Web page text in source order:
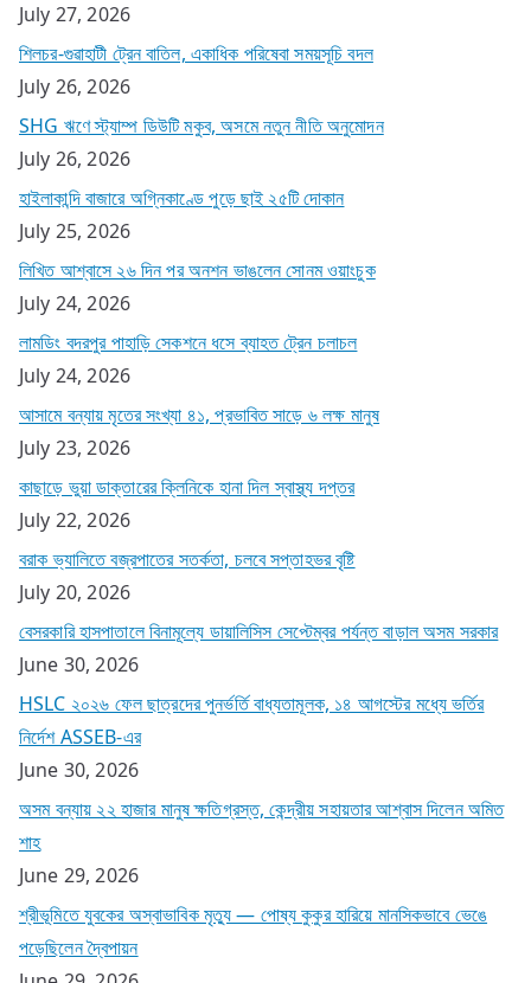
July 27, 2026
শিলচর-গুৱাহাটী ট্রেন বাতিল, একাধিক পরিষেবা সময়সূচি বদল
July 26, 2026
SHG ঋণে স্ট্যাম্প ডিউটি মকুব, অসমে নতুন নীতি অনুমোদন
July 26, 2026
হাইলাকান্দি বাজারে অগ্নিকাণ্ডে পুড়ে ছাই ২৫টি দোকান
July 25, 2026
লিখিত আশ্বাসে ২৬ দিন পর অনশন ভাঙলেন সোনম ওয়াংচুক
July 24, 2026
লামডিং বদরপুর পাহাড়ি সেকশনে ধসে ব্যাহত ট্রেন চলাচল
July 24, 2026
আসামে বন্যায় মৃতের সংখ্যা ৪১, প্রভাবিত সাড়ে ৬ লক্ষ মানুষ
July 23, 2026
কাছাড়ে ভুয়া ডাক্তারের ক্লিনিকে হানা দিল স্বাস্থ্য দপ্তর
July 22, 2026
বরাক ভ্যালিতে বজ্রপাতের সতর্কতা, চলবে সপ্তাহভর বৃষ্টি
July 20, 2026
বেসরকারি হাসপাতালে বিনামূল্যে ডায়ালিসিস সেপ্টেম্বর পর্যন্ত বাড়াল অসম সরকার
June 30, 2026
HSLC ২০২৬ ফেল ছাত্রদের পুনর্ভর্তি বাধ্যতামূলক, ১৪ আগস্টের মধ্যে ভর্তির
নির্দেশ ASSEB-এর
June 30, 2026
অসম বন্যায় ২২ হাজার মানুষ ক্ষতিগ্রস্ত, কেন্দ্রীয় সহায়তার আশ্বাস দিলেন অমিত
শাহ
June 29, 2026
শ্রীভূমিতে যুবকের অস্বাভাবিক মৃত্যু — পোষ্য কুকুর হারিয়ে মানসিকভাবে ভেঙে
পড়েছিলেন দ্বৈপায়ন